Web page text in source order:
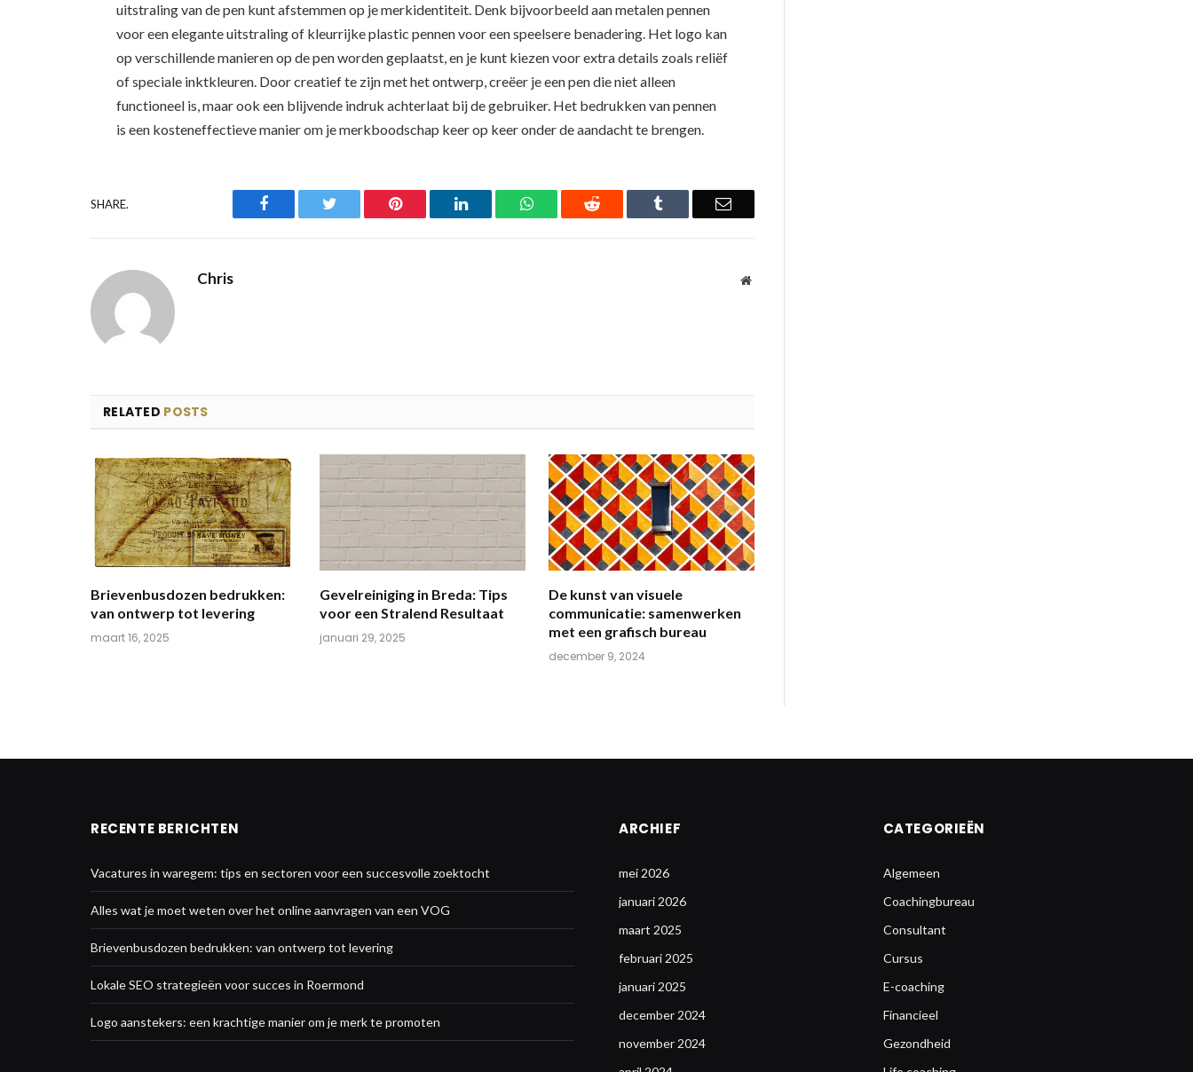
uitstraling van de pen kunt afstemmen op je merkidentiteit. Denk bijvoorbeeld aan metalen pennen
voor een elegante uitstraling of kleurrijke plastic pennen voor een speelsere benadering. Het logo kan
op verschillende manieren op de pen worden geplaatst, en je kunt kiezen voor extra details zoals reliëf
of speciale inktkleuren. Door creatief te zijn met het ontwerp, creëer je een pen die niet alleen
functioneel is, maar ook een blijvende indruk achterlaat bij de gebruiker. Het bedrukken van pennen
is een kosteneffectieve manier om je merkboodschap keer op keer onder de aandacht te brengen.
SHARE. Facebook Twitter Pinterest LinkedIn WhatsAppReddit Tumblr Email
Chris Website
RELATED POSTS
Brievenbusdozen bedrukken:
van ontwerp tot levering
maart 16, 2025
Gevelreiniging in Breda: Tips
voor een Stralend Resultaat
januari 29, 2025
De kunst van visuele
communicatie: samenwerken
met een grafisch bureau
december 9, 2024
RECENTE BERICHTEN
Vacatures in waregem: tips en sectoren voor een succesvolle zoektocht
Alles wat je moet weten over het online aanvragen van een VOG
Brievenbusdozen bedrukken: van ontwerp tot levering
Lokale SEO strategieën voor succes in Roermond
Logo aanstekers: een krachtige manier om je merk te promoten
ARCHIEF
mei 2026
januari 2026
maart 2025
februari 2025
januari 2025
december 2024
november 2024
CATEGORIEËN
Algemeen
Coachingbureau
Consultant
Cursus
E-coaching
Financieel
Gezondheid